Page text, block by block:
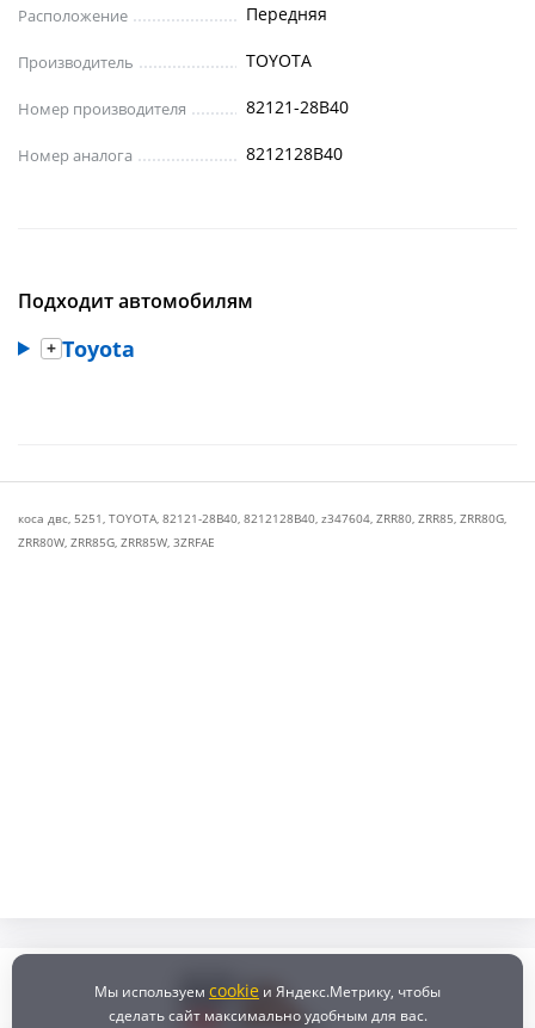
Расположение Передняя
Производитель TOYOTA
Номер производителя 82121-28B40
Номер аналога 8212128B40
Подходит автомобилям
Toyota
коса двс, 5251, TOYOTA, 82121-28B40, 8212128B40, z347604, ZRR80, ZRR85, ZRR80G,
ZRR80W, ZRR85G, ZRR85W, 3ZRFAE
Мы используем cookie и Яндекс.Метрику, чтобы
сделать сайт максимально удобным для вас.